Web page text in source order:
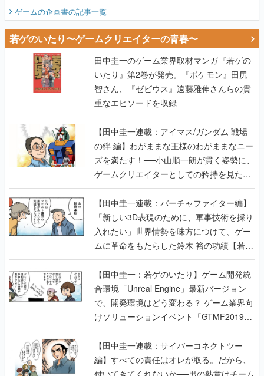
ゲームの企画書の記事一覧
若ゲのいたり〜ゲームクリエイターの青春〜
田中圭一のゲーム業界取材マンガ『若ゲの
いたり』第2巻が発売。『ポケモン』田尻
智さん、『ゼビウス』遠藤雅伸さんらの貴
重なエピソードを収録
【田中圭一連載：アイマス/ガンダム 戦場
の絆 編】わがままな王様のわがままなニー
ズを満たす！──小山順一朗が貫く姿勢に、
ゲームクリエイターとしての矜持を見た
【若ゲのいたり最終回】
【田中圭一連載：バーチャファイター編】
「新しい3D表現のために、軍事技術を採り
入れたい」世界情勢を味方につけて、ゲー
ムに革命をもたらした鈴木 裕の功績【若ゲ
のいたり】
【田中圭一：若ゲのいたり】ゲーム開発統
合環境「Unreal Engine」最新バージョン
で、開発環境はどう変わる？ ゲーム業界向
けソリューションイベント「GTMF2019」
に行って、より理解を深めよう【PR】
【田中圭一連載：サイバーコネクトツー
編】すべての責任はオレが取る。だから、
付いてきてくれないか──男の熱意はチーム